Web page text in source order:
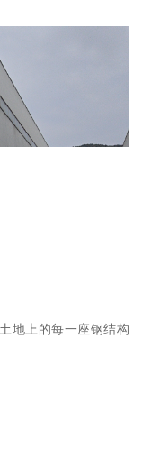
地上的每一座钢结构